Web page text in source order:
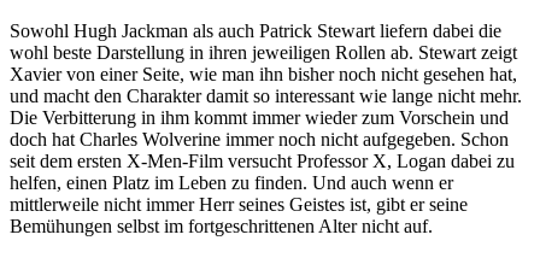
Sowohl Hugh Jackman als auch Patrick Stewart liefern dabei die
wohl beste Darstellung in ihren jeweiligen Rollen ab. Stewart zeigt
Xavier von einer Seite, wie man ihn bisher noch nicht gesehen hat,
und macht den Charakter damit so interessant wie lange nicht mehr.
Die Verbitterung in ihm kommt immer wieder zum Vorschein und
doch hat Charles Wolverine immer noch nicht aufgegeben. Schon
seit dem ersten X-Men-Film versucht Professor X, Logan dabei zu
helfen, einen Platz im Leben zu finden. Und auch wenn er
mittlerweile nicht immer Herr seines Geistes ist, gibt er seine
Bemühungen selbst im fortgeschrittenen Alter nicht auf.